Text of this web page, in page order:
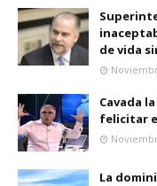
de vida
Cavada
felicitar
La